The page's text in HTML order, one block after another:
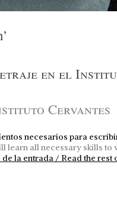
en el
Cervantes
necesarios para
learn all necessary skills to
la entrada / Read the rest